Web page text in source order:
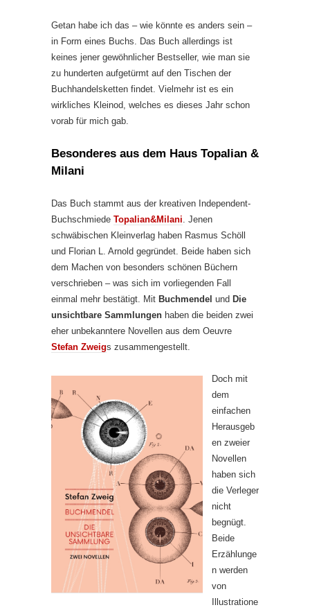
Getan habe ich das – wie könnte es anders sein –
in Form eines Buchs. Das Buch allerdings ist
keines jener gewöhnlicher Bestseller, wie man sie
zu hunderten aufgetürmt auf den Tischen der
Buchhandelsketten findet. Vielmehr ist es ein
wirkliches Kleinod, welches es dieses Jahr schon
vorab für mich gab.
Besonderes aus dem Haus Topalian &
Milani
Das Buch stammt aus der kreativen Independent-
Buchschmiede Topalian&Milani. Jenen
schwäbischen Kleinverlag haben Rasmus Schöll
und Florian L. Arnold gegründet. Beide haben sich
dem Machen von besonders schönen Büchern
verschrieben – was sich im vorliegenden Fall
einmal mehr bestätigt. Mit Buchmendel und Die
unsichtbare Sammlungen haben die beiden zwei
eher unbekanntere Novellen aus dem Oeuvre
Stefan Zweigs zusammengestellt.
Doch mit
dem
einfachen
Herausgeb
en zweier
Novellen
haben sich
die Verleger
nicht
begnügt.
Beide
Erzählunge
n werden
von
Illustratione